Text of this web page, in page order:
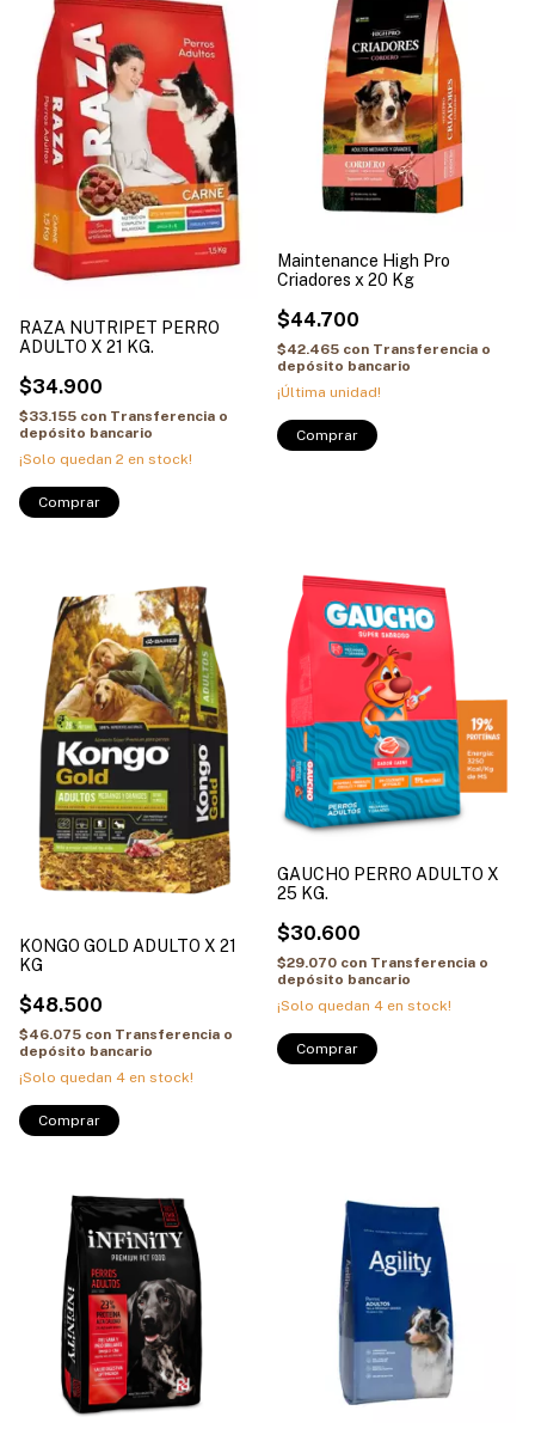
RAZA NUTRIPET PERRO
ADULTO X 21 KG.
$34.900
$33.155 con Transferencia o
depósito bancario
¡Solo quedan 2 en stock!
Maintenance High Pro
Criadores x 20 Kg
$44.700
$42.465 con Transferencia o
depósito bancario
¡Última unidad!
KONGO GOLD ADULTO X 21
KG
$48.500
$46.075 con Transferencia o
depósito bancario
¡Solo quedan 4 en stock!
GAUCHO PERRO ADULTO X
25 KG.
$30.600
$29.070 con Transferencia o
depósito bancario
¡Solo quedan 4 en stock!